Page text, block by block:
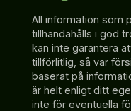
All information som
tillhandahålls i god
kan inte garantera
tillförlitlig, så var
baserat på
är helt enligt ditt
inte för eventuella